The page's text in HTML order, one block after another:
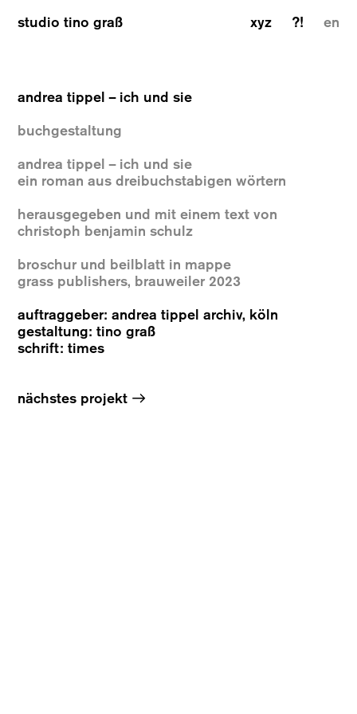
studio tino graß xyz ?! en
andrea tippel – ich und sie
buchgestaltung
andrea tippel – ich und sie
ein roman aus dreibuchstabigen wörtern
herausgegeben und mit einem text von
christoph benjamin schulz
broschur und beilblatt in mappe
grass publishers, brauweiler 2023
auftraggeber: andrea tippel archiv, köln
gestaltung: tino graß
schrift: times
nächstes projekt →